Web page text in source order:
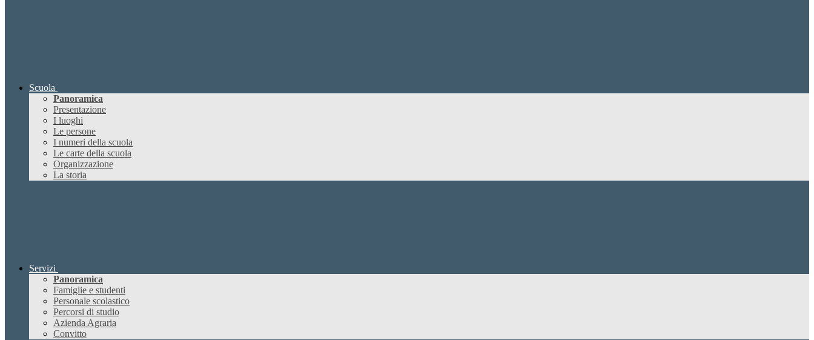
Scuola
Panoramica
Presentazione
I luoghi
Le persone
I numeri della scuola
Le carte della scuola
Organizzazione
La storia
Servizi
Panoramica
Famiglie e studenti
Personale scolastico
Percorsi di studio
Azienda Agraria
Convitto